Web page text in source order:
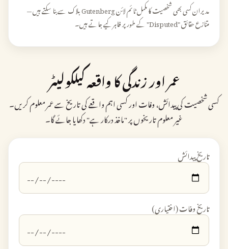
مدیران کسی بھی شخصیت کا مکمل ٹائم لائن Gutenberg بلاک سے بنا سکتے ہیں —
متنازع حقائق "Disputed" کے طور پر ظاہر کیے جاتے ہیں۔
عمر اور زندگی کا واقعہ کیلکولیٹر
کسی شخصیت کی پیدائش، وفات اور کسی اہم واقعے کی تاریخ سے عمر معلوم کریں۔
غیر معلوم تاریخوں پر "ماخذ درکار ہے" دکھایا جائے گا۔
تاریخِ پیدائش
تاریخِ وفات (اختیاری)